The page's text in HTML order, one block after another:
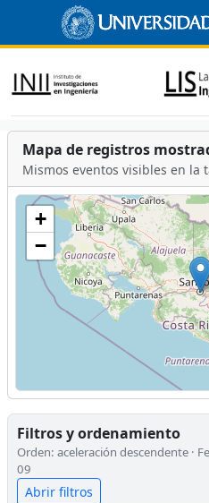
Mapa de registros
Mismos eventos visibles en la
+
−
Filtros y ordenamiento
Orden: aceleración descendente ·
09
Abrir filtros